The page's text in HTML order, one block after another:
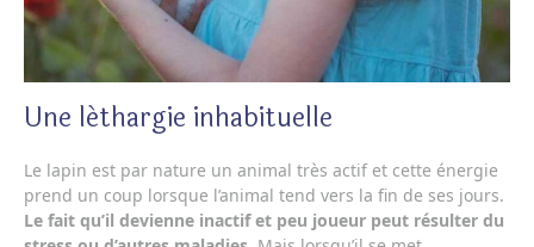
Une léthargie inhabituelle
Le lapin est par nature un animal très actif et cette énergie
prend un coup lorsque l’animal tend vers la fin de ses jours.
Le fait qu’il devienne inactif et peu joueur peut résulter du